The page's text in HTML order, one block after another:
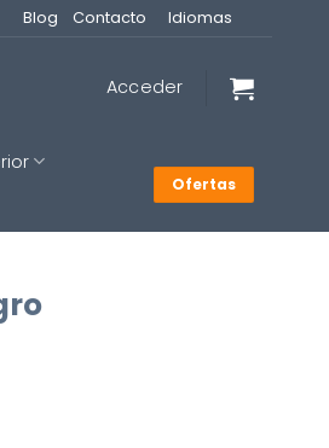
Blog Contacto Idiomas
Acceder
Ofertas